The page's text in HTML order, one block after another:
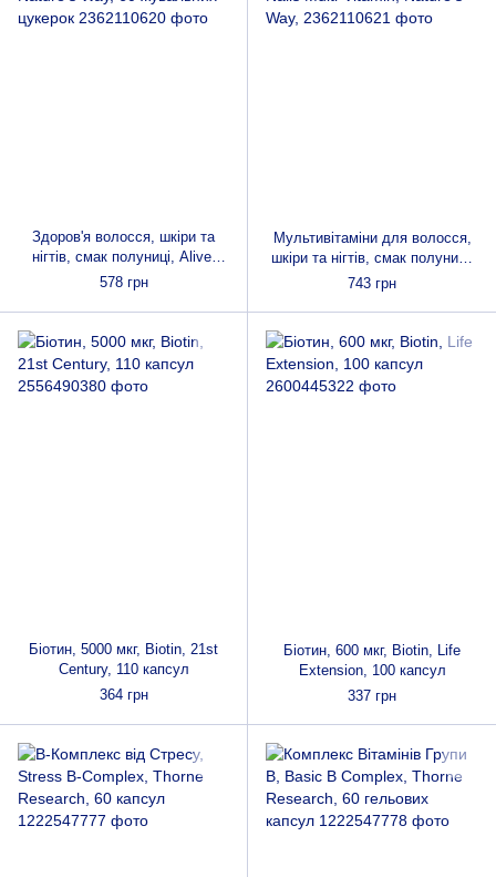
Здоров'я волосся, шкіри та
нігтів, смак полуниці, Alive!
Hair, Skin&Nails, Nature's Way,
60 жувальних цукерок
578 грн
Мультивітаміни для волосся,
шкіри та нігтів, смак полуниці,
Alive! Hair, Skin & Nails Multi-
743 грн
Біотин, 5000 мкг, Biotin, 21st
Century, 110 капсул
364 грн
Біотин, 600 мкг, Biotin, Life
Extension, 100 капсул
337 грн